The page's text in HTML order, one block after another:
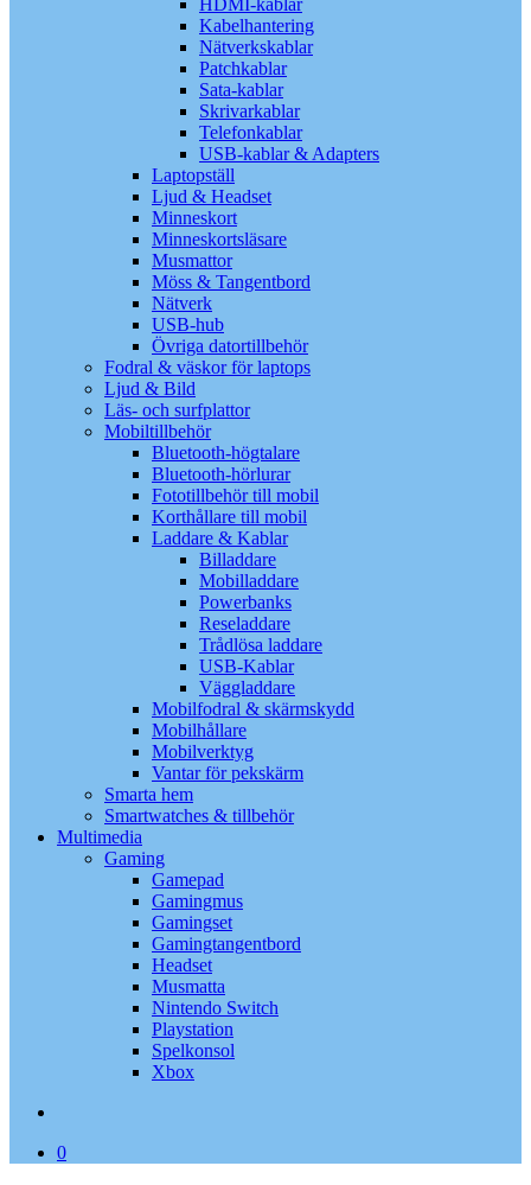
HDMI-kablar
Kabelhantering
Nätverkskablar
Patchkablar
Sata-kablar
Skrivarkablar
Telefonkablar
USB-kablar & Adapters
Laptopställ
Ljud & Headset
Minneskort
Minneskortsläsare
Musmattor
Möss & Tangentbord
Nätverk
USB-hub
Övriga datortillbehör
Fodral & väskor för laptops
Ljud & Bild
Läs- och surfplattor
Mobiltillbehör
Bluetooth-högtalare
Bluetooth-hörlurar
Fototillbehör till mobil
Korthållare till mobil
Laddare & Kablar
Billaddare
Mobilladdare
Powerbanks
Reseladdare
Trådlösa laddare
USB-Kablar
Väggladdare
Mobilfodral & skärmskydd
Mobilhållare
Mobilverktyg
Vantar för pekskärm
Smarta hem
Smartwatches & tillbehör
Multimedia
Gaming
Gamepad
Gamingmus
Gamingset
Gamingtangentbord
Headset
Musmatta
Nintendo Switch
Playstation
Spelkonsol
Xbox
0